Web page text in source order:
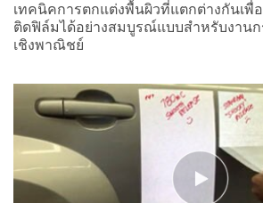
เทคนิคการตกแต่งพื้นผิวที่แตกต่างกันเพื่
ติดฟิล์มได้อย่างสมบูรณ์แบบสำหรับงาน
เชิงพาณิชย์